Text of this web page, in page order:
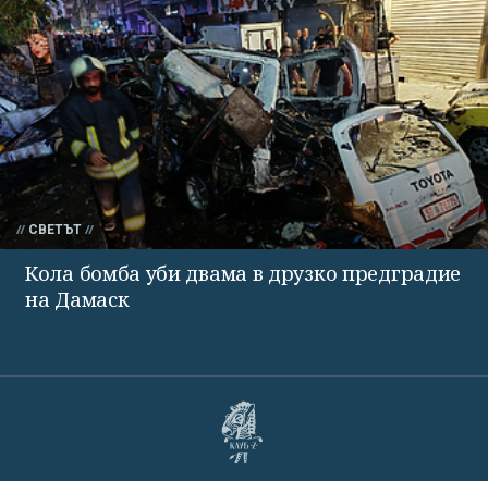
СВЕТЪТ
Кола бомба уби двама в друзко предградие
на Дамаск